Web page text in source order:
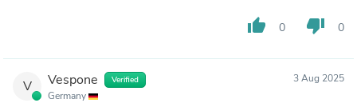
thumb_up 0 thumb_down 0
V Vespone Verified
Germany
3 Aug 2025